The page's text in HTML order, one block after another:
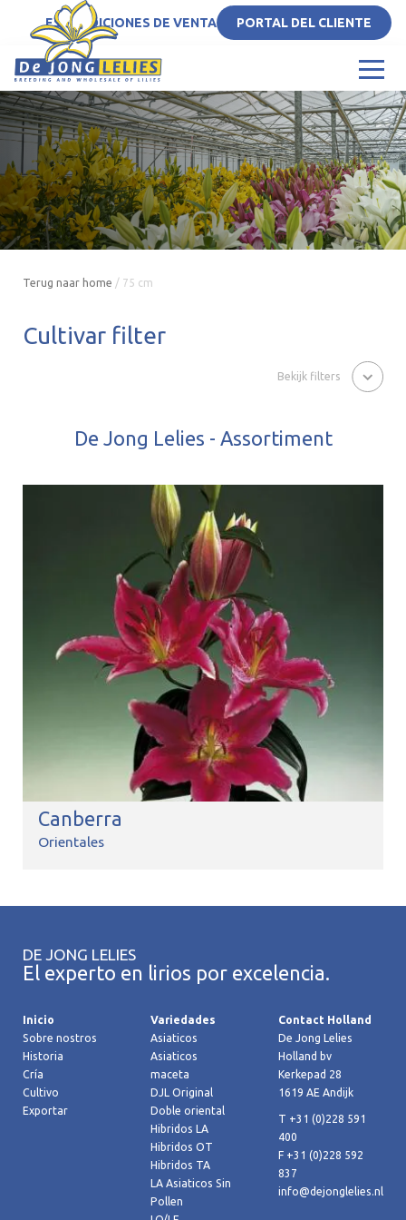
ESCONDICIONES DE VENTA PORTAL DEL CLIENTE
Terug naar home / 75 cm
Cultivar filter
Bekijk filters
De Jong Lelies - Assortiment
Canberra
Orientales
DE JONG LELIES
El experto en lirios por excelencia.
Inicio
Sobre nostros
Historia
Cría
Cultivo
Exportar
Variedades
Asiaticos
Asiaticos
maceta
DJL Original
Doble oriental
Hibridos LA
Hibridos OT
Hibridos TA
LA Asiaticos Sin
Pollen
Contact Holland
De Jong Lelies
Holland bv
Kerkepad 28
1619 AE Andijk
T +31 (0)228 591
400
F +31 (0)228 592
837
info@dejonglelies.nl